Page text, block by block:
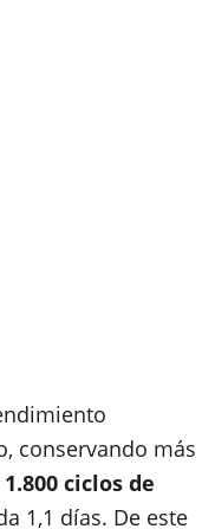
conservando más
ciclos de
1,1 días. De este